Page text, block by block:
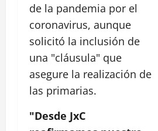
de la pandemia por el
coronavirus, aunque
solicitó la inclusión de
una "cláusula" que
asegure la realización de
las primarias.
"Desde JxC